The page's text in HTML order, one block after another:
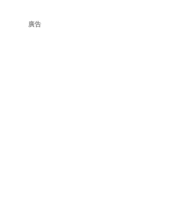
廣告